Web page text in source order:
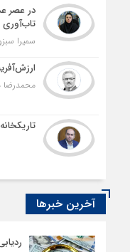
در عصر
سمیرا
محمدرضا
آخرین خبرها